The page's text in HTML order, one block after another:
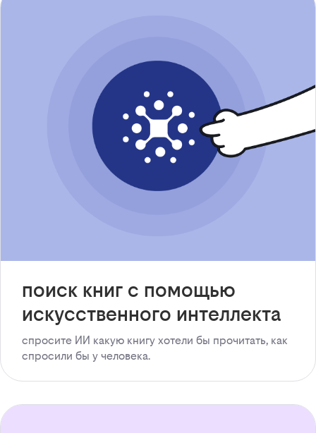
поиск книг с помощью
искусственного интеллекта
спросите ИИ какую книгу хотели бы прочитать, как
спросили бы у человека.